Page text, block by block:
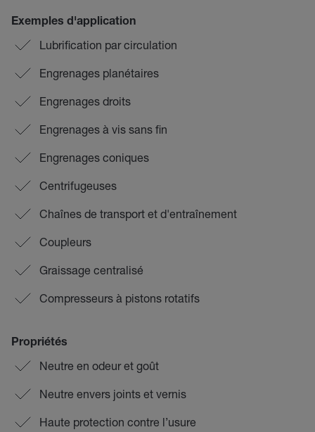
Exemples d'application
Lubrification par circulation
Engrenages planétaires
Engrenages droits
Engrenages à vis sans fin
Engrenages coniques
Centrifugeuses
Chaînes de transport et d'entraînement
Coupleurs
Graissage centralisé
Compresseurs à pistons rotatifs
Propriétés
Neutre en odeur et goût
Neutre envers joints et vernis
Haute protection contre l’usure